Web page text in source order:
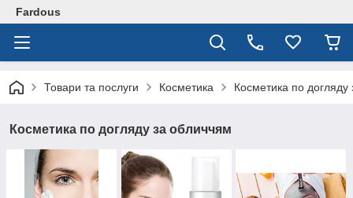
Fardous
Товари та послуги Косметика Косметика по догляду
Косметика по догляду за обличчям